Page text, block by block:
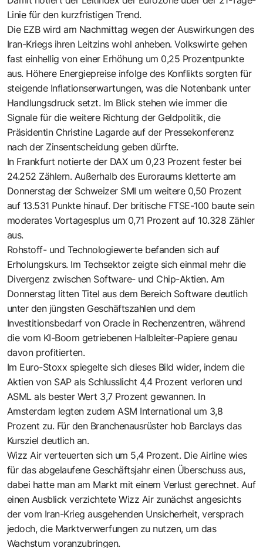
Linie für den kurzfristigen Trend.
Die EZB wird am Nachmittag wegen der Auswirkungen des
Iran-Kriegs ihren Leitzins wohl anheben. Volkswirte gehen
fast einhellig von einer Erhöhung um 0,25 Prozentpunkte
aus. Höhere Energiepreise infolge des Konflikts sorgten für
steigende Inflationserwartungen, was die Notenbank unter
Handlungsdruck setzt. Im Blick stehen wie immer die
Signale für die weitere Richtung der Geldpolitik, die
Präsidentin Christine Lagarde auf der Pressekonferenz
nach der Zinsentscheidung geben dürfte.
In Frankfurt notierte der DAX um 0,23 Prozent fester bei
24.252 Zählern. Außerhalb des Euroraums kletterte am
Donnerstag der Schweizer SMI um weitere 0,50 Prozent
auf 13.531 Punkte hinauf. Der britische FTSE-100 baute sein
moderates Vortagesplus um 0,71 Prozent auf 10.328 Zähler
aus.
Rohstoff- und Technologiewerte befanden sich auf
Erholungskurs. Im Techsektor zeigte sich einmal mehr die
Divergenz zwischen Software- und Chip-Aktien. Am
Donnerstag litten Titel aus dem Bereich Software deutlich
unter den jüngsten Geschäftszahlen und dem
Investitionsbedarf von Oracle in Rechenzentren, während
die vom KI-Boom getriebenen Halbleiter-Papiere genau
davon profitierten.
Im Euro-Stoxx spiegelte sich dieses Bild wider, indem die
Aktien von SAP als Schlusslicht 4,4 Prozent verloren und
ASML als bester Wert 3,7 Prozent gewannen. In
Amsterdam legten zudem ASM International um 3,8
Prozent zu. Für den Branchenausrüster hob Barclays das
Kursziel deutlich an.
Wizz Air verteuerten sich um 5,4 Prozent. Die Airline wies
für das abgelaufene Geschäftsjahr einen Überschuss aus,
dabei hatte man am Markt mit einem Verlust gerechnet. Auf
einen Ausblick verzichtete Wizz Air zunächst angesichts
der vom Iran-Krieg ausgehenden Unsicherheit, versprach
jedoch, die Marktverwerfungen zu nutzen, um das
Wachstum voranzubringen.